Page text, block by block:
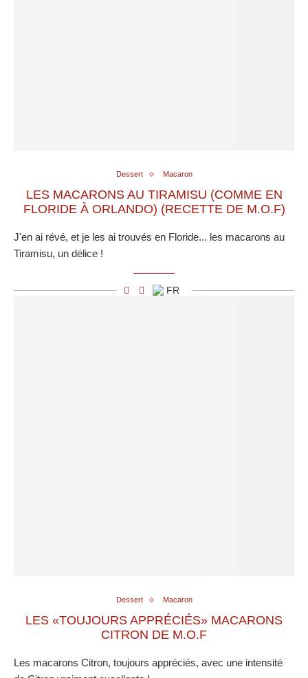
Dessert Macaron
LES MACARONS AU TIRAMISU (COMME EN
FLORIDE À ORLANDO) (RECETTE DE M.O.F)
J'en ai révé, et je les ai trouvés en Floride... les macarons au
Tiramisu, un délice !
FR
Dessert Macaron
LES «TOUJOURS APPRÉCIÉS» MACARONS
CITRON DE M.O.F
Les macarons Citron, toujours appréciés, avec une intensité